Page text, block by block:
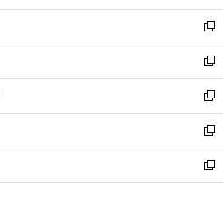
開
く
ウ
で
開
く
ン
ド
ウ
で
開
く
ウ
ィ
ン
ド
ウ
で
開
く
新
し
い
ウ
ィ
ン
ド
ウ
で
開
新
し
い
ウ
ィ
ン
ド
ウ
新
し
い
ウ
ィ
ン
新
し
い
ウ
新
し